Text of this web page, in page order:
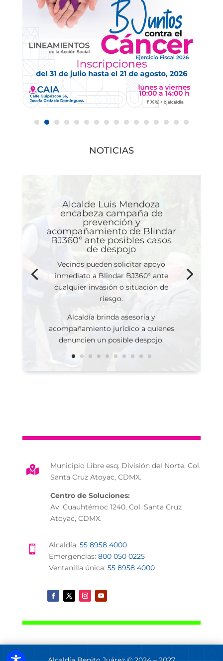
NOTICIAS
Alcalde Luis Mendoza
encabeza campaña de
prevención y
acompañamiento de Blindar
BJ360º ante posibles casos
de despojo
Vecinos pueden solicitar apoyo
inmediato a Blindar BJ360° ante
cualquier invasión o situación de
riesgo.
Alcaldía brinda asesoría y
acompañamiento jurídico a quienes
denuncien un posible despojo.

Municipio Libre esq. División del Norte, Col.
Santa Cruz Atoyac, CDMX.
Centro de Soluciones:
Av. Cuauhtémoc 1240, Col. Santa Cruz
Atoyac, CDMX.
 Alcaldía: 55 8958 4000
Emergencias: 800 050 0225
Ventanilla única: 55 8958 4000